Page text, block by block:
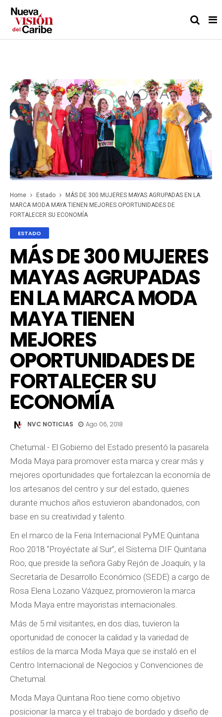
Home Estado
MÁS DE 300 MUJERES MAYAS AGRUPADAS EN LA
MARCA MODA MAYA TIENEN MEJORES OPORTUNIDADES DE
FORTALECER SU ECONOMÍA
ESTADO
MÁS DE 300 MUJERES
MAYAS AGRUPADAS
EN LA MARCA MODA
MAYA TIENEN
MEJORES
OPORTUNIDADES DE
FORTALECER SU
ECONOMÍA
NVC NOTICIAS Ago 06, 2018
Chetumal.- El Gobierno del Estado presentó la pasarela
Moda Maya para promover esta marca y crear más y
mejores oportunidades que fortalezcan la economía de
los artesanos del centro y sur del estado, quienes
durante muchos años estuvieron abandonados, con
base en su creatividad y talento.
En el marco de la Feria Internacional PyME Quintana
Roo 2018 “Proyéctate al Sur”, el Sistema DIF Quintana
Roo, que preside la señora Gaby Rejón de Joaquín, y la
Secretaría de Desarrollo Económico (SEDE) a cargo de
Rosa Elena Lozano Vázquez, promovieron la marca
Moda Maya entre mayoristas internacionales.
Más de 5 mil visitantes, en dos días, tuvieron la
oportunidad de conocer la calidad y la variedad de
estilos de la marca Moda Maya que se instaló en el
Centro Internacional de Negocios y Convenciones de
Chetumal.
Moda Maya Quintana Roo tiene como objetivo
posicionar la marca y el trabajo de bordado y diseño de